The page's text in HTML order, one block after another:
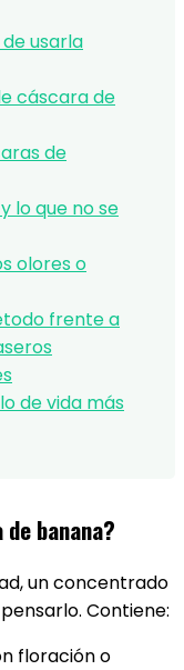
usarla
cáscara de
de
lo que no se
olores o
frente a
de vida más
banana?
un concentrado
Contiene:
floración o